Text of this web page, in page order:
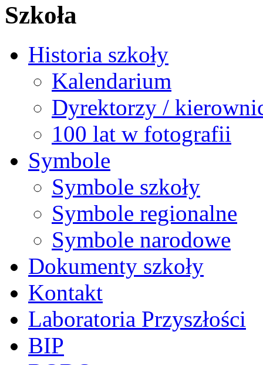
Szkoła
Historia szkoły
Kalendarium
Dyrektorzy /
100 lat w fotografii
Symbole
Symbole szkoły
Symbole regionalne
Symbole narodowe
Dokumenty szkoły
Kontakt
Laboratoria Przyszłości
BIP